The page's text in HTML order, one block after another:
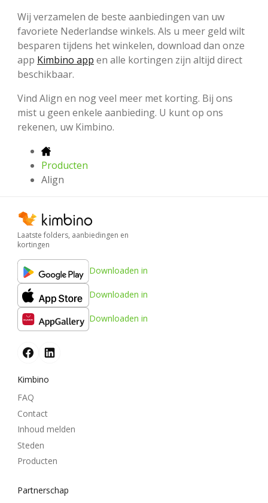
Wij verzamelen de beste aanbiedingen van uw
favoriete Nederlandse winkels. Als u meer geld wilt
besparen tijdens het winkelen, download dan onze
app Kimbino app en alle kortingen zijn altijd direct
beschikbaar.
Vind Align en nog veel meer met korting. Bij ons
mist u geen enkele aanbieding. U kunt op ons
rekenen, uw Kimbino.
Producten
Align
Laatste folders, aanbiedingen en
kortingen
Downloaden in
Downloaden in
Downloaden in
Kimbino
FAQ
Contact
Inhoud melden
Steden
Producten
Partnerschap